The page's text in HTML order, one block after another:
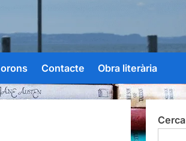
Contacte Obra literària
Cerca